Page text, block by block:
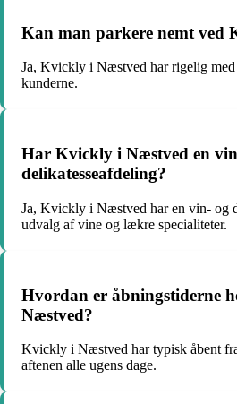
Kan man parkere nemt ved
Ja, Kvickly i Næstved har rigelig med
kunderne.
Har Kvickly i Næstved en
delikatesseafdeling?
Ja, Kvickly i Næstved har en vin- og
udvalg af vine og lækre specialiteter.
Hvordan er åbningstiderne
Næstved?
Kvickly i Næstved har typisk åbent
aftenen alle ugens dage.